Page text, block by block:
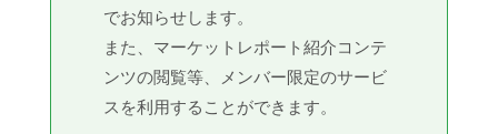
でお知らせします。
また、マーケットレポート紹介コンテ
ンツの閲覧等、メンバー限定のサービ
スを利用することができます。